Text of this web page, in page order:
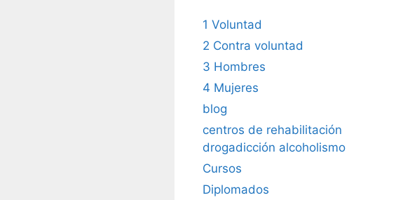
1 Voluntad
2 Contra voluntad
3 Hombres
4 Mujeres
blog
centros de rehabilitación
drogadicción alcoholismo
Cursos
Diplomados